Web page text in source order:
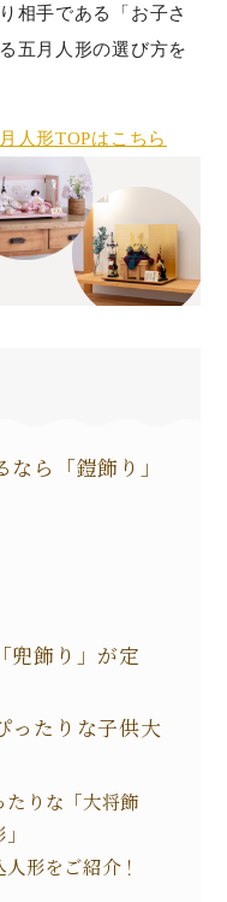
相手である「お子さ
五月人形の選び方を
人形TOPはこちら
ら「鎧飾り」
兜飾り」が定
ったりな子供大
りな「大将飾
形をご紹介！